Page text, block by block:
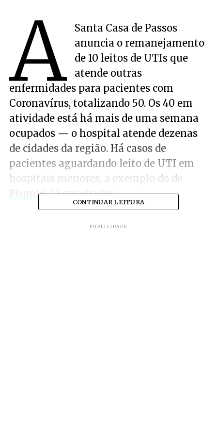
A
Santa Casa de Passos
anuncia o remanejamento
de 10 leitos de UTIs que
atende outras
enfermidades para pacientes com
Coronavírus, totalizando 50. Os 40 em
atividade está há mais de uma semana
ocupados — o hospital atende dezenas
de cidades da região. Há casos de
pacientes aguardando leito de UTI em
hospitais menores, a exemplo do de
Piumhi, já entubados.
CONTINUAR LEITURA
PUBLICIDADE